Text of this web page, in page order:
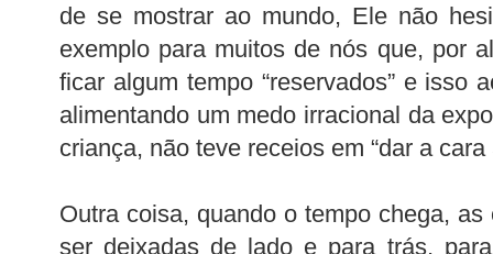
de se mostrar ao mundo, Ele não
exemplo para muitos de nós que, por
ficar algum tempo “reservados” e isso
alimentando um medo irracional da
criança, não teve receios em “dar a cara
Outra coisa, quando o tempo chega,
ser deixadas de lado e para trás,